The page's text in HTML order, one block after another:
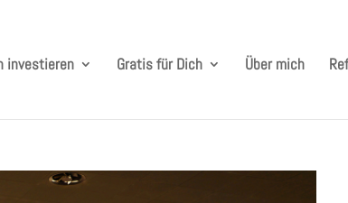
investieren Gratis für Dich Über mich